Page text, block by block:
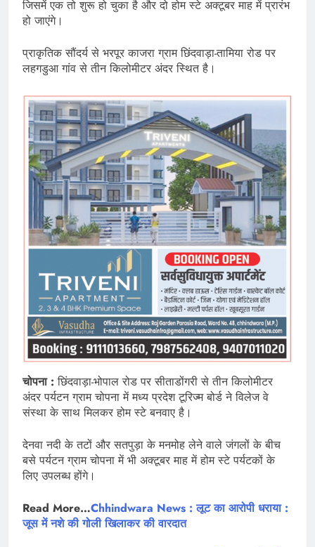
जिसमें एक तो शुरू हो चुका है और दो होम स्टे अक्टूबर माह में प्रारंभ
हो जाएंगे।
प्राकृतिक सौंदर्य से भरपूर काजरा ग्राम छिंदवाड़ा-तामिया रोड पर
लहगडुआ गांव से तीन किलोमीटर अंदर स्थित है।
चोपना :छिंदवाड़ा-भोपाल रोड पर सीताडोंगरी से तीन किलोमीटर
अंदर पर्यटन ग्राम चोपना में मध्य प्रदेश टूरिज्म बोर्ड ने विलेज वे
संस्था के साथ मिलकर होम स्टे बनवाए है।
देनवा नदी के तटों और सतपुड़ा के मनमोह लेने वाले जंगलों के बीच
बसे पर्यटन ग्राम चोपना में भी अक्टूबर माह में होम स्टे पर्यटकों के
लिए उपलब्ध होंगे।
Read More…Chhindwara News : लूट का आरोपी धराया :
जूस में नशे की गोली खिलाकर की वारदात